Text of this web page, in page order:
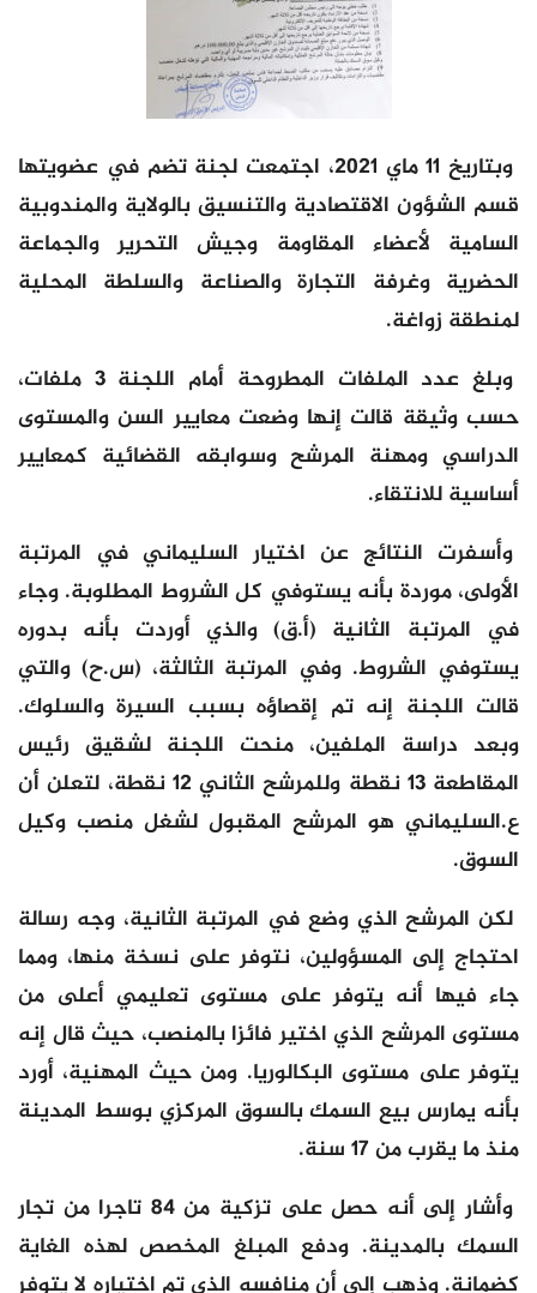
وبتاريخ 11 ماي 2021، اجتمعت لجنة تضم في عضويتها
قسم الشؤون الاقتصادية والتنسيق بالولاية والمندوبية
السامية لأعضاء المقاومة وجيش التحرير والجماعة
الحضرية وغرفة التجارة والصناعة والسلطة المحلية
لمنطقة زواغة.
وبلغ عدد الملفات المطروحة أمام اللجنة 3 ملفات،
حسب وثيقة قالت إنها وضعت معايير السن والمستوى
الدراسي ومهنة المرشح وسوابقه القضائية كمعايير
أساسية للانتقاء.
وأسفرت النتائج عن اختيار السليماني في المرتبة
الأولى، موردة بأنه يستوفي كل الشروط المطلوبة. وجاء
في المرتبة الثانية (أ.ق) والذي أوردت بأنه بدوره
يستوفي الشروط. وفي المرتبة الثالثة، (س.ح) والتي
قالت اللجنة إنه تم إقصاؤه بسبب السيرة والسلوك.
وبعد دراسة الملفين، منحت اللجنة لشقيق رئيس
المقاطعة 13 نقطة وللمرشح الثاني 12 نقطة، لتعلن أن
ع.السليماني هو المرشح المقبول لشغل منصب وكيل
السوق.
لكن المرشح الذي وضع في المرتبة الثانية، وجه رسالة
احتجاج إلى المسؤولين، نتوفر على نسخة منها، ومما
جاء فيها أنه يتوفر على مستوى تعليمي أعلى من
مستوى المرشح الذي اختير فائزا بالمنصب، حيث قال إنه
يتوفر على مستوى البكالوريا. ومن حيث المهنية، أورد
بأنه يمارس بيع السمك بالسوق المركزي بوسط المدينة
منذ ما يقرب من 17 سنة.
وأشار إلى أنه حصل على تزكية من 84 تاجرا من تجار
السمك بالمدينة. ودفع المبلغ المخصص لهذه الغاية
كضمانة. وذهب إلى أن منافسه الذي تم اختياره لا يتوفر